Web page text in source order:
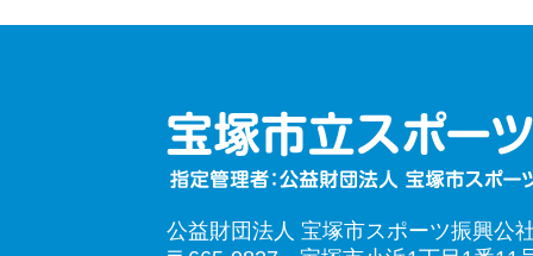
公益財団法人 宝塚市スポーツ振興公